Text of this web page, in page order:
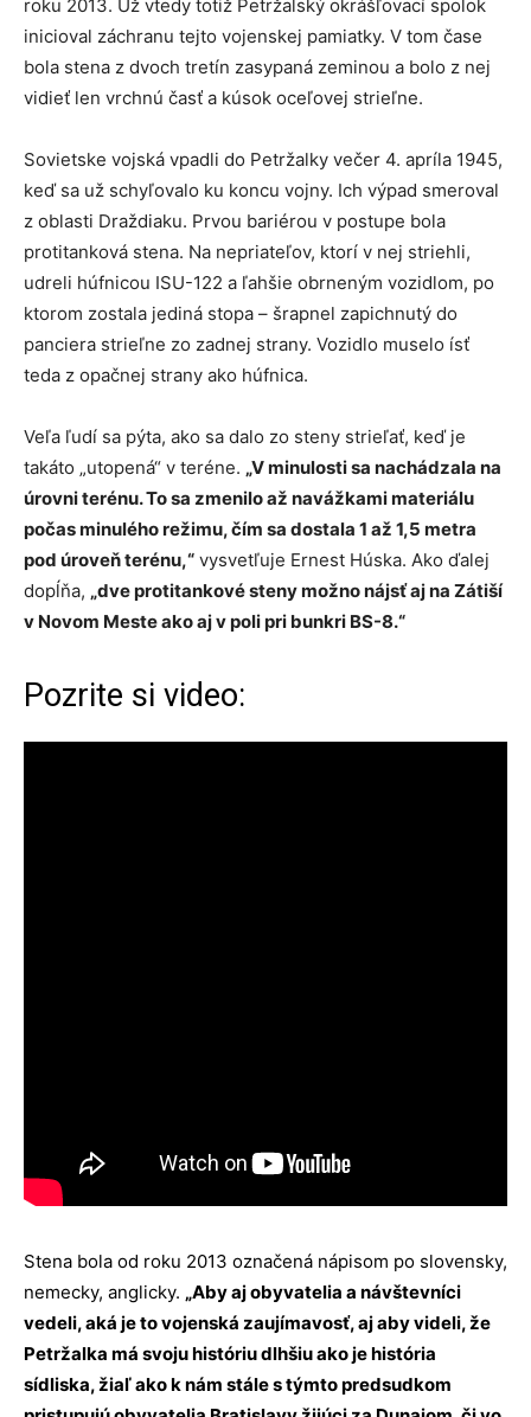
roku 2013. Už vtedy totiž Petržalský okrášľovací spolok
inicioval záchranu tejto vojenskej pamiatky. V tom čase
bola stena z dvoch tretín zasypaná zeminou a bolo z nej
vidieť len vrchnú časť a kúsok oceľovej strieľne.
Sovietske vojská vpadli do Petržalky večer 4. apríla 1945,
keď sa už schyľovalo ku koncu vojny. Ich výpad smeroval
z oblasti Draždiaku. Prvou bariérou v postupe bola
protitanková stena. Na nepriateľov, ktorí v nej striehli,
udreli húfnicou ISU-122 a ľahšie obrneným vozidlom, po
ktorom zostala jediná stopa – šrapnel zapichnutý do
panciera strieľne zo zadnej strany. Vozidlo muselo ísť
teda z opačnej strany ako húfnica.
Veľa ľudí sa pýta, ako sa dalo zo steny strieľať, keď je
takáto „utopená“ v teréne. „V minulosti sa nachádzala na
úrovni terénu. To sa zmenilo až navážkami materiálu
počas minulého režimu, čím sa dostala 1 až 1,5 metra
pod úroveň terénu,“ vysvetľuje Ernest Húska. Ako ďalej
dopĺňa, „dve protitankové steny možno nájsť aj na Zátiší
v Novom Meste ako aj v poli pri bunkri BS-8.“
Pozrite si video:
Stena bola od roku 2013 označená nápisom po slovensky,
nemecky, anglicky. „Aby aj obyvatelia a návštevníci
vedeli, aká je to vojenská zaujímavosť, aj aby videli, že
Petržalka má svoju históriu dlhšiu ako je história
sídliska, žiaľ ako k nám stále s týmto predsudkom